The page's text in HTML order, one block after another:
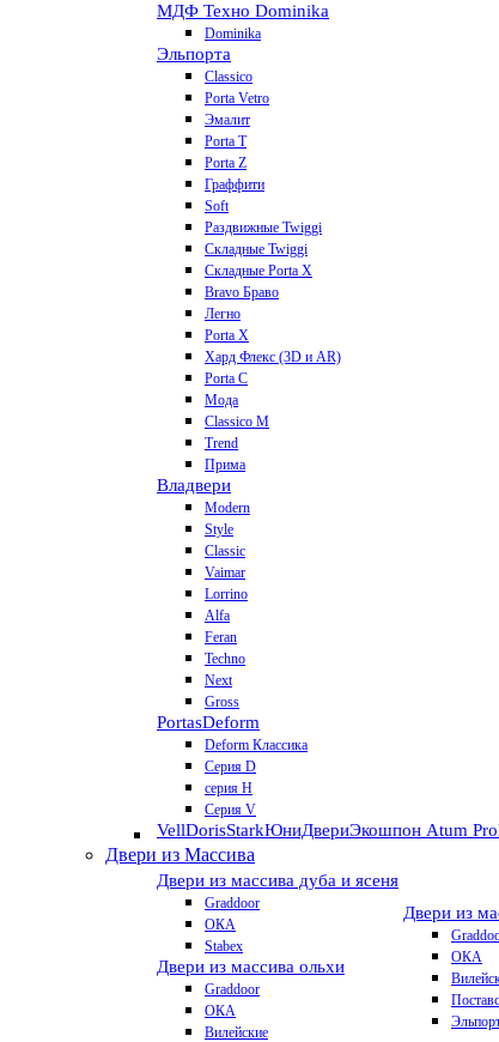
МДФ Техно Dominika
Dominika
Эльпорта
Classico
Porta Vetro
Эмалит
Porta T
Porta Z
Граффити
Soft
Раздвижные Twiggi
Складные Twiggi
Складные Porta X
Bravo Браво
Легно
Porta X
Хард Флекс (3D и AR)
Porta C
Мода
Classico M
Trend
Прима
Владвери
Modern
Style
Classic
Vaimar
Lorrino
Alfa
Feran
Techno
Next
Gross
PortasDeform
Deform Классика
Серия D
серия H
Серия V
VellDorisStarkЮниДвериЭкошпон Atum Pro
Двери из Массива
Двери из массива дуба и ясеня
Graddoor
ОКА
Stabex
Двери из массива ольхи
Graddoor
ОКА
Вилейские
Двери из
ОКА